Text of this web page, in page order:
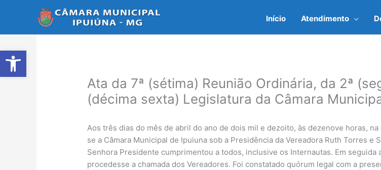
Abrir a barra de ferramentas
Início Atendimento
Ata da 7ª (sétima) Reunião Ordinária, da 2ª
(décima sexta) Legislatura da Câmara
Aos três dias do mês de abril do ano de dois mil e dezoito, às dezenove horas,
se a Câmara Municipal de Ipuiuna sob a Presidência da Vereadora Ruth Torres e
Senhora Presidente cumprimentou a todos, inclusive os Internautas. Em
procedesse a chamada dos Vereadores. Foi constatado quórum legal com a